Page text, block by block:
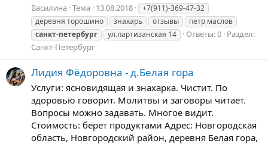
Василина Тема 13.08.2018
+7(911)-369-47-32
деревня торошино
знахарь отзывы
петр маслов
санкт-петербург
ул.партизанская 14 Ответы: 0 Раздел:
Санкт-Петербург
Лидия Фёдоровна - д.Белая гора
Услуги: ясновидящая и знахарка. Чистит. По
здоровью говорит. Молитвы и заговоры читает.
Вопросы можно задавать. Многое видит.
Стоимость: берет продуктами Адрес: Новгородская
область, Новгородский район, деревня Белая гора,